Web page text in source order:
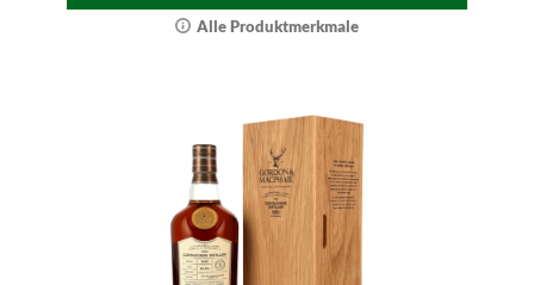
Alle Produktmerkmale